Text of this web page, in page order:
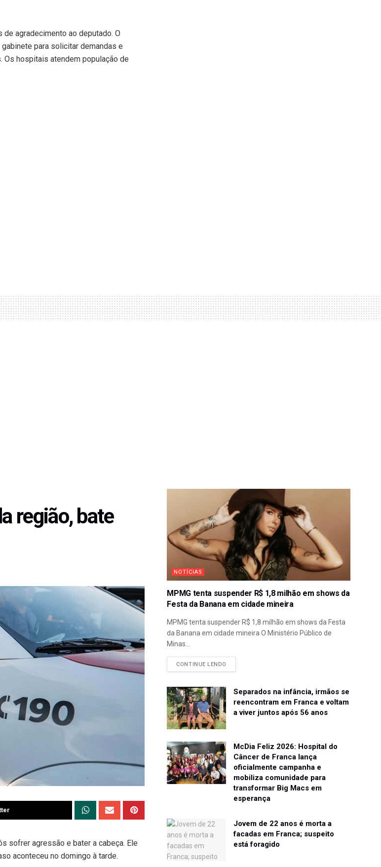
agradecimento ao deputado. O
para solicitar demandas e
Os hospitais atendem população de
região, bate
sofrer agressão e bater a cabeça. Ele
aconteceu no domingo à tarde.
NOTÍCIAS
MPMG tenta suspender R$ 1,8 milhão em shows da
Festa da Banana em cidade mineira
MPMG tenta suspender R$ 1,8 milhão em shows da Festa
da Banana em cidade mineira O Ministério Público de
Minas...
CONTINUE LENDO
Separados na infância, irmãos se
reencontram em Franca e voltam
a viver juntos após 56 anos
McDia Feliz 2026: Hospital do
Câncer de Franca lança
oficialmente campanha e
mobiliza comunidade para
transformar Big Macs em
esperança
Jovem de 22 anos é morta a
facadas em Franca; suspeito
está foragido